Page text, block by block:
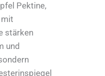
Pektine,
stärken
und